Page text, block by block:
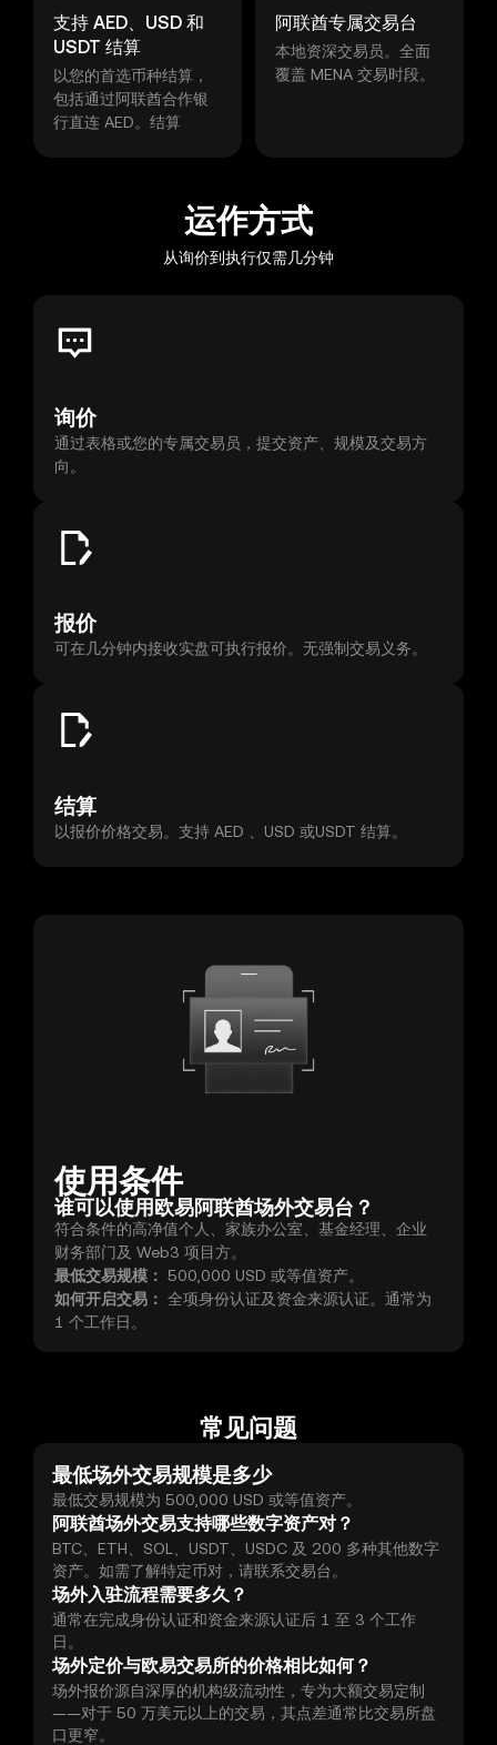
支持 AED、USD 和
USDT 结算
以您的首选币种结算，
包括通过阿联酋合作银
行直连 AED。结算
阿联酋专属交易台
本地资深交易员。全面
覆盖 MENA 交易时段。
运作方式
从询价到执行仅需几分钟
询价
通过表格或您的专属交易员，提交资产、规模及交易方
向。
报价
可在几分钟内接收实盘可执行报价。无强制交易义务。
结算
以报价价格交易。支持 AED 、USD 或USDT 结算。
使用条件
谁可以使用欧易阿联酋场外交易台？
符合条件的高净值个人、家族办公室、基金经理、企业
财务部门及 Web3 项目方。
最低交易规模： 500,000 USD 或等值资产。
如何开启交易： 全项身份认证及资金来源认证。通常为
1 个工作日。
常见问题
最低场外交易规模是多少
最低交易规模为 500,000 USD 或等值资产。
阿联酋场外交易支持哪些数字资产对？
BTC、ETH、SOL、USDT、USDC 及 200 多种其他数字
资产。如需了解特定币对，请联系交易台。
场外入驻流程需要多久？
通常在完成身份认证和资金来源认证后 1 至 3 个工作
日。
场外定价与欧易交易所的价格相比如何？
场外报价源自深厚的机构级流动性，专为大额交易定制
——对于 50 万美元以上的交易，其点差通常比交易所盘
口更窄。